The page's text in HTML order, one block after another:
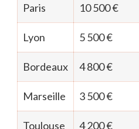
Paris 10 500 €
Lyon 5 500 €
Bordeaux 4 800 €
Marseille 3 500 €
Toulouse 4 200 €